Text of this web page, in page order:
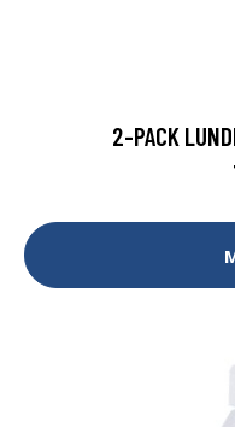
2-PACK